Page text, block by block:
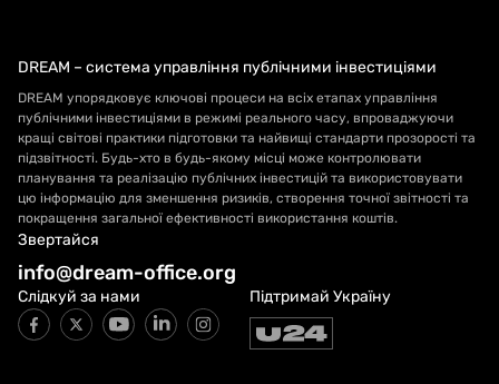
DREAM – система управління публічними інвестиціями
DREAM упорядковує ключові процеси на всіх етапах управління
публічними інвестиціями в режимі реального часу, впроваджуючи
кращі світові практики підготовки та найвищі стандарти прозорості та
підзвітності. Будь-хто в будь-якому місці може контролювати
планування та реалізацію публічних інвестицій та використовувати
цю інформацію для зменшення ризиків, створення точної звітності та
покращення загальної ефективності використання коштів.
Звертайся
info@dream-office.org
Слідкуй за нами Підтримай Україну